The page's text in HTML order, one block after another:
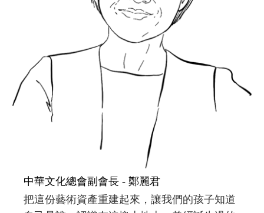
中華文化總會副會長 - 鄭麗君
把這份藝術資產重建起來，讓我們的孩子知道